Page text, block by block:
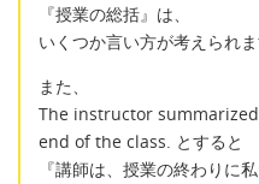
『授業の総括』は、
いくつか言い方が考えられ
また、
The instructor
end of the class. とすると
『講師は、授業の終わりに